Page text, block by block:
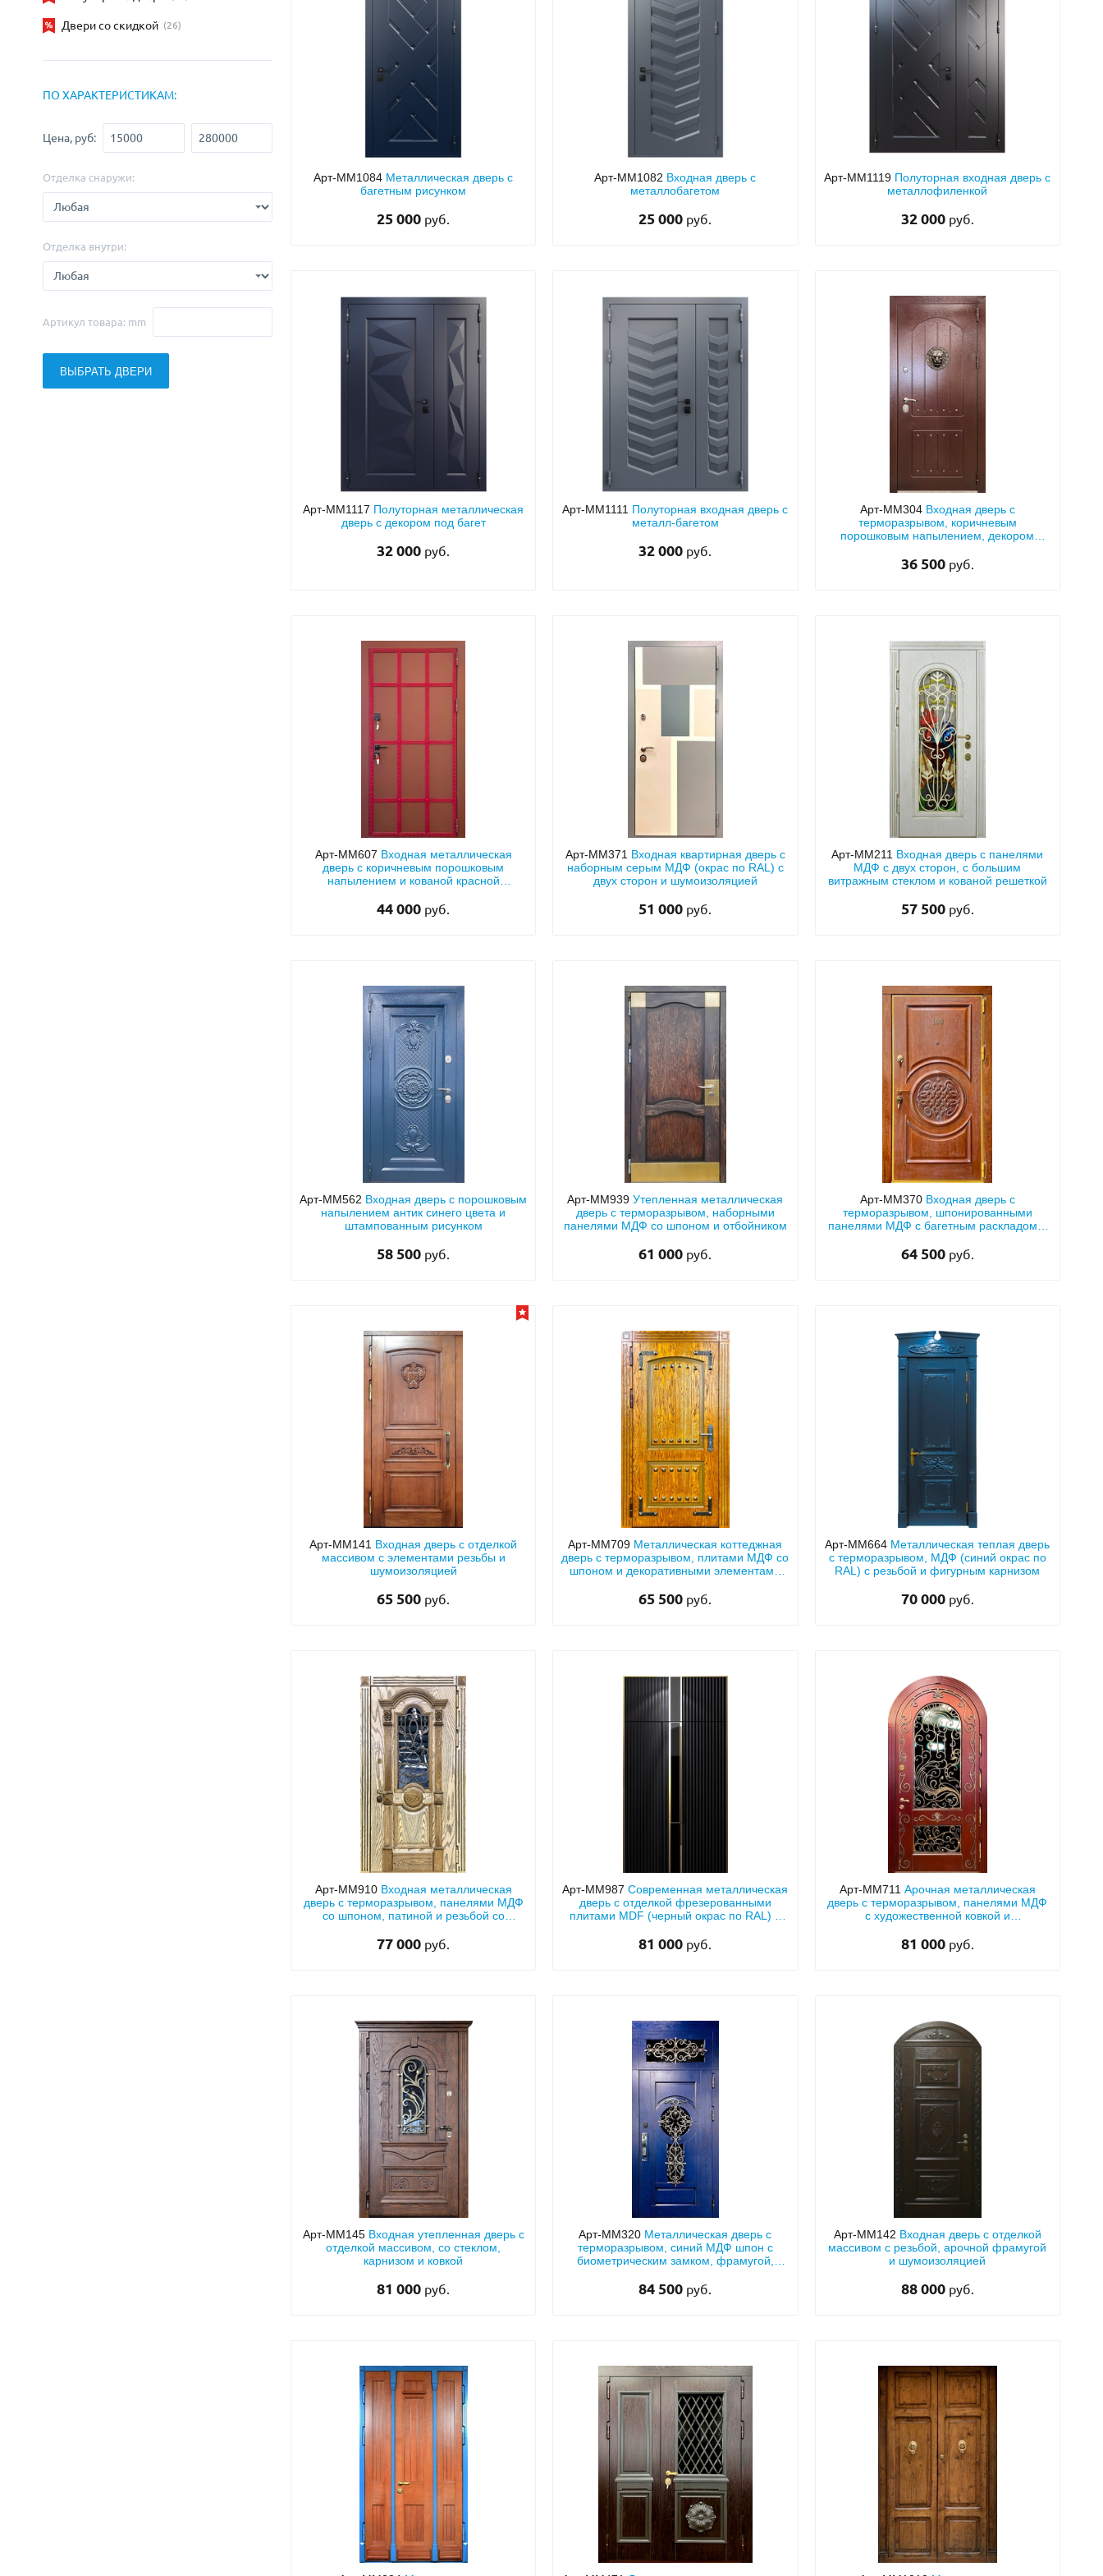
С металлобагетом(571)
С реечным дизайном (29)
Для общественных зданий
Для электрощитовой (14)
В лифтовые холлы (23) В современном стиле (183)
С внутренним открыванием
(499)
Полуторапольные (289)
Двери со скидкой (26)
ПО ХАРАКТЕРИСТИКАМ:
Цена, руб:
Отделка снаружи:
Отделка внутри:
Артикул товара: mm
ВЫБРАТЬ ДВЕРИ
Арт-ММ1084 Металлическая дверь с
багетным рисунком
25 000 руб.
Арт-ММ1082 Входная дверь с
металлобагетом
25 000 руб.
Арт-ММ1119 Полуторная входная дверь с
металлофиленкой
32 000 руб.
Арт-ММ1117 Полуторная металлическая
дверь с декором под багет
32 000 руб.
Арт-ММ1111 Полуторная входная дверь с
металл-багетом
32 000 руб.
Арт-ММ304 Входная дверь с
терморазрывом, коричневым
порошковым напылением, декором
36 500 руб.
Арт-ММ607 Входная металлическая
дверь с коричневым порошковым
напылением и кованой красной
44 000 руб.
Арт-ММ371 Входная квартирная дверь с
наборным серым МДФ (окрас по RAL) с
двух сторон и шумоизоляцией
51 000 руб.
Арт-ММ211 Входная дверь с панелями
МДФ с двух сторон, с большим
витражным стеклом и кованой решеткой
57 500 руб.
Арт-ММ562 Входная дверь с порошковым
напылением антик синего цвета и
штампованным рисунком
58 500 руб.
Арт-ММ939Утепленная металлическая
дверь с терморазрывом, наборными
панелями МДФ со шпоном и отбойником
61 000 руб.
Арт-ММ370 Входная дверь с
терморазрывом, шпонированными
панелями МДФ с багетным раскладом и
64 500 руб.
Арт-ММ141 Входная дверь с отделкой
массивом с элементами резьбы и
шумоизоляцией
65 500 руб.
Арт-ММ709 Металлическая коттеджная
дверь с терморазрывом, плитами МДФ со
шпоном и декоративными элементами
65 500 руб.
Арт-ММ664 Металлическая теплая дверь
с терморазрывом, МДФ (синий окрас по
RAL) с резьбой и фигурным карнизом
70 000 руб.
Арт-ММ910 Входная металлическая
дверь с терморазрывом, панелями МДФ
со шпоном, патиной и резьбой со
77 000 руб.
Арт-ММ987Современная металлическая
дверь с отделкой фрезерованными
плитами MDF (черный окрас по RAL) с
вставкой, бугельной ручкой и скрытыми
петлями
81 000 руб.
Арт-ММ711 Арочная металлическая
дверь с терморазрывом, панелями МДФ
с художественной ковкой и
81 000 руб.
Арт-ММ145 Входная утепленная дверь с
отделкой массивом, со стеклом,
карнизом и ковкой
81 000 руб.
Арт-ММ320 Металлическая дверь с
терморазрывом, синий МДФ шпон с
биометрическим замком, фрамугой,
84 500 руб.
Арт-ММ142 Входная дверь с отделкой
массивом с резьбой, арочной фрамугой
и шумоизоляцией
88 000 руб.